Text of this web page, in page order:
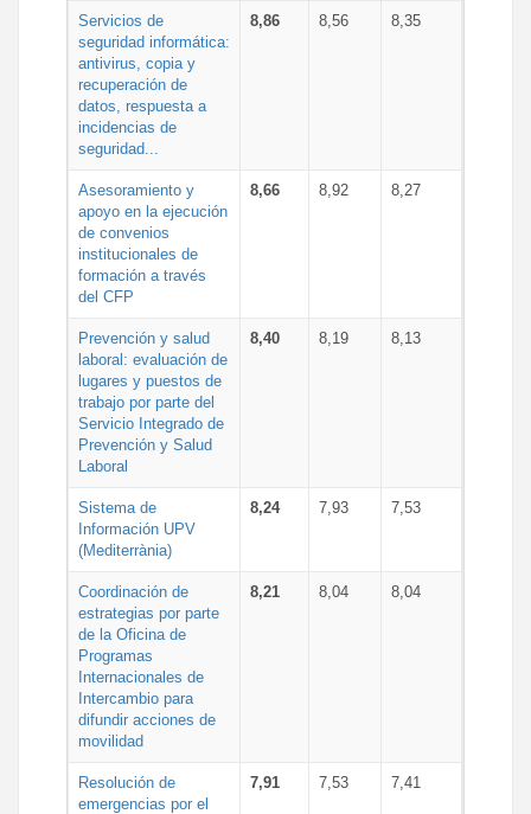
Servicios de
seguridad informática:
antivirus, copia y
recuperación de
datos, respuesta a
incidencias de
seguridad...
8,86 8,56 8,35
Asesoramiento y
apoyo en la ejecución
de convenios
institucionales de
formación a través
del CFP
8,66 8,92 8,27
Prevención y salud
laboral: evaluación de
lugares y puestos de
trabajo por parte del
Servicio Integrado de
Prevención y Salud
Laboral
8,40 8,19 8,13
Sistema de
Información UPV
(Mediterrània)
8,24 7,93 7,53
Coordinación de
estrategias por parte
de la Oficina de
Programas
Internacionales de
Intercambio para
difundir acciones de
movilidad
8,21 8,04 8,04
Resolución de
emergencias por el
7,91 7,53 7,41